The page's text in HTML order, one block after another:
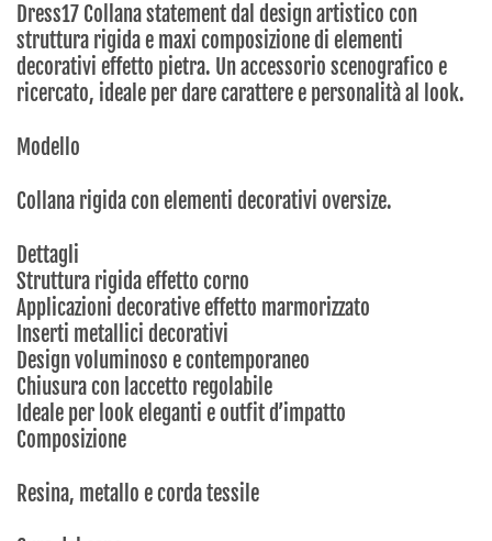
Dress17 Collana statement dal design artistico con
struttura rigida e maxi composizione di elementi
decorativi effetto pietra. Un accessorio scenografico e
ricercato, ideale per dare carattere e personalità al look.
Modello
Collana rigida con elementi decorativi oversize.
Dettagli
Struttura rigida effetto corno
Applicazioni decorative effetto marmorizzato
Inserti metallici decorativi
Design voluminoso e contemporaneo
Chiusura con laccetto regolabile
Ideale per look eleganti e outfit d’impatto
Composizione
Resina, metallo e corda tessile